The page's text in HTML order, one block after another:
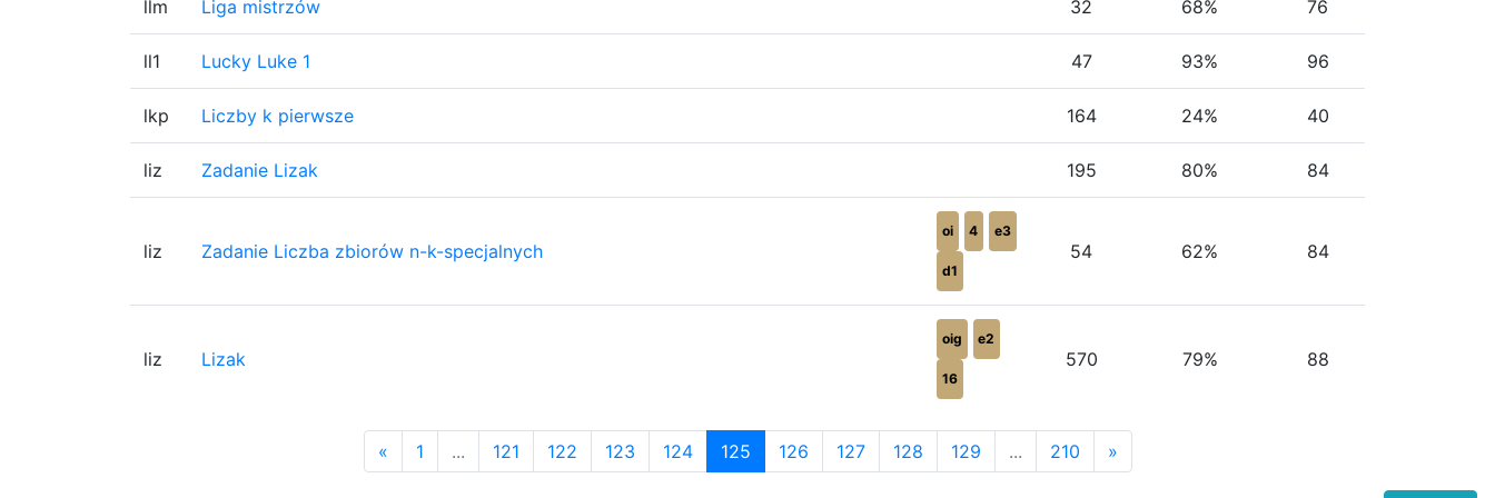
llm Liga mistrzów 32 68% 76
ll1 Lucky Luke 1 47 93% 96
lkp Liczby k pierwsze 164 24% 40
liz Zadanie Lizak 195 80% 84
liz Zadanie Liczba zbiorów n-k-specjalnych
oi 4 e3
d1
54 62% 84
liz Lizak
oig e2
16
570 79% 88
« 1 ... 121 122 123 124 125 126 127 128 129 ... 210 »